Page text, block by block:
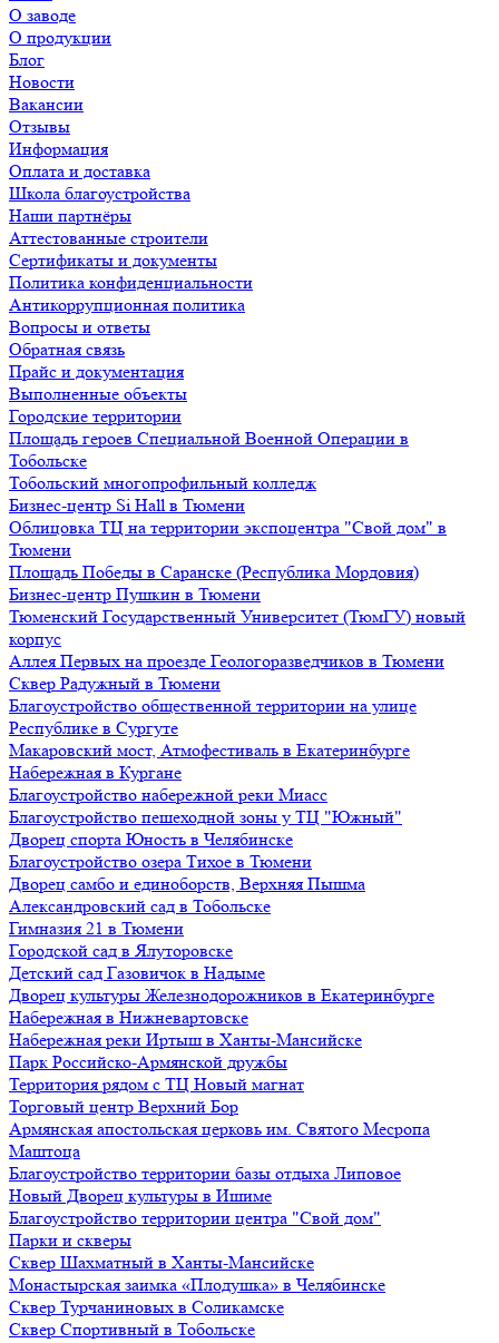
О заводе
О продукции
Блог
Новости
Вакансии
Отзывы
Информация
Оплата и доставка
Школа благоустройства
Наши партнёры
Аттестованные строители
Сертификаты и документы
Политика конфиденциальности
Антикоррупционная политика
Вопросы и ответы
Обратная связь
Прайс и документация
Выполненные объекты
Городские территории
Площадь героев Специальной Военной Операции в
Тобольске
Тобольский многопрофильный колледж
Бизнес-центр Si Hall в Тюмени
Облицовка ТЦ на территории экспоцентра "Свой дом" в
Тюмени
Площадь Победы в Саранске (Республика Мордовия)
Бизнес-центр Пушкин в Тюмени
Тюменский Государственный Университет (ТюмГУ) новый
корпус
Аллея Первых на проезде Геологоразведчиков в Тюмени
Сквер Радужный в Тюмени
Благоустройство общественной территории на улице
Республике в Сургуте
Макаровский мост, Атмофестиваль в Екатеринбурге
Набережная в Кургане
Благоустройство набережной реки Миасс
Благоустройство пешеходной зоны у ТЦ "Южный"
Дворец спорта Юность в Челябинске
Благоустройство озера Тихое в Тюмени
Дворец самбо и единоборств, Верхняя Пышма
Александровский сад в Тобольске
Гимназия 21 в Тюмени
Городской сад в Ялуторовске
Детский сад Газовичок в Надыме
Дворец культуры Железнодорожников в Екатеринбурге
Набережная в Нижневартовске
Набережная реки Иртыш в Ханты-Мансийске
Парк Российско-Армянской дружбы
Территория рядом с ТЦ Новый магнат
Торговый центр Верхний Бор
Армянская апостольская церковь им. Святого Месропа
Маштоца
Благоустройство территории базы отдыха Липовое
Нoвый Двoрeц культуры в Ишимe
Благоустройство территории центра "Свой дом"
Парки и скверы
Сквер Шахматный в Ханты-Мансийске
Монастырская заимка «Плодушка» в Челябинске
Сквер Турчаниновых в Соликамске
Сквер Спортивный в Тобольске